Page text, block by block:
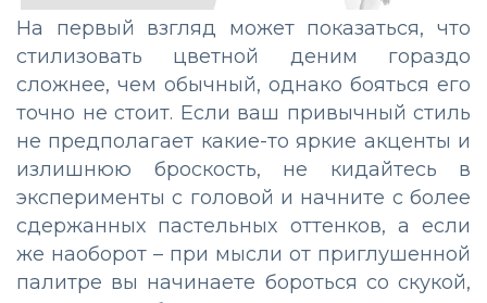
На первый взгляд может показаться, что
стилизовать цветной деним гораздо
сложнее, чем обычный, однако бояться его
точно не стоит. Если ваш привычный стиль
не предполагает какие-то яркие акценты и
излишнюю броскость, не кидайтесь в
эксперименты с головой и начните с более
сдержанных пастельных оттенков, а если
же наоборот – при мысли от приглушенной
палитре вы начинаете бороться со скукой,